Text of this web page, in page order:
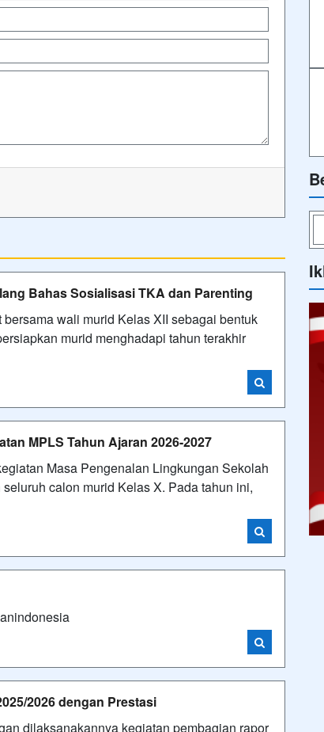
Bahas Sosialisasi TKA dan Parenting
wali murid Kelas XII sebagai bentuk
murid menghadapi tahun terakhir
MPLS Tahun Ajaran 2026-2027
Masa Pengenalan Lingkungan Sekolah
calon murid Kelas X. Pada tahun ini,
2026 dengan Prestasi
dilaksanakannya kegiatan pembagian rapor